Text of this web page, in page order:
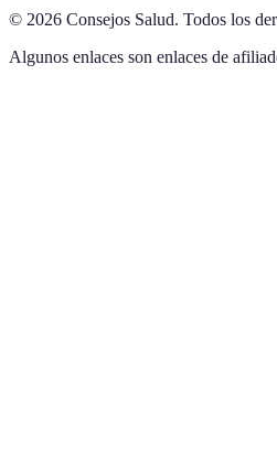
© 2026 Consejos Salud. Todos los
Algunos enlaces son enlaces de